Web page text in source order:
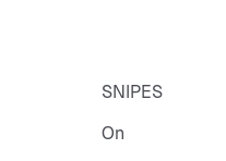
SNIPES
On